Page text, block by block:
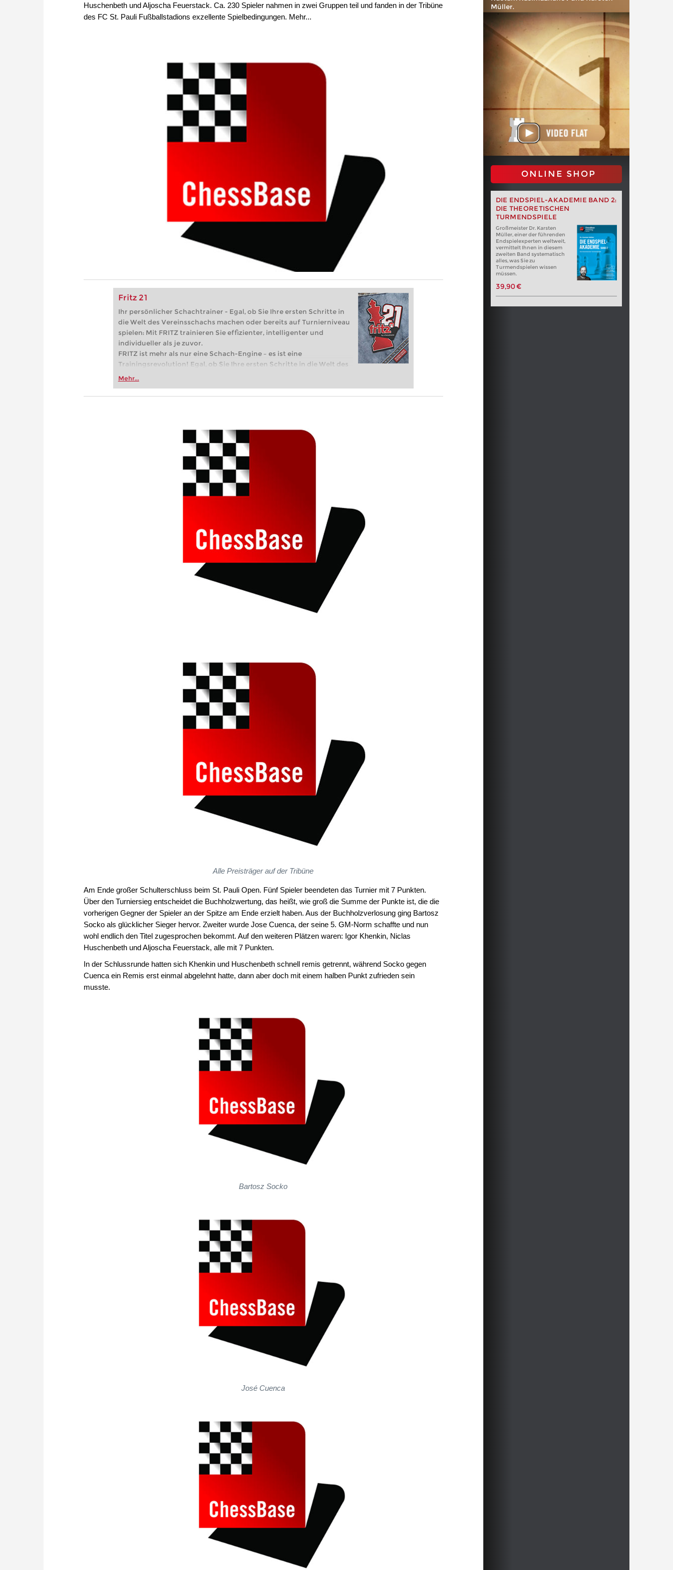
Huschenbeth und Aljoscha Feuerstack. Ca. 230 Spieler nahmen in zwei Gruppen teil und fanden in der Tribüne
des FC St. Pauli Fußballstadions exzellente Spielbedingungen. Mehr...
Fritz 21
Ihr persönlicher Schachtrainer - Egal, ob Sie Ihre ersten Schritte in
die Welt des Vereinsschachs machen oder bereits auf Turnierniveau
spielen: Mit FRITZ trainieren Sie effizienter, intelligenter und
individueller als je zuvor.
FRITZ ist mehr als nur eine Schach-Engine – es ist eine
Trainingsrevolution! Egal, ob Sie Ihre ersten Schritte in die Welt des
Vereinsschachs machen oder bereits auf Turnierniveau spielen: Mit
zuvor.
Mehr...
Müller.
ONLINE SHOP
DIE ENDSPIEL-AKADEMIE BAND 2:
DIE THEORETISCHEN
TURMENDSPIELE
Großmeister Dr. Karsten
Müller, einer der führenden
Endspielexperten weltweit,
vermittelt Ihnen in diesem
zweiten Band systematisch
alles, was Sie zu
Turmendspielen wissen
müssen.
39,90 €
Alle Preisträger auf der Tribüne
Am Ende großer Schulterschluss beim St. Pauli Open. Fünf Spieler beendeten das Turnier mit 7 Punkten.
Über den Turniersieg entscheidet die Buchholzwertung, das heißt, wie groß die Summe der Punkte ist, die die
vorherigen Gegner der Spieler an der Spitze am Ende erzielt haben. Aus der Buchholzverlosung ging Bartosz
Socko als glücklicher Sieger hervor. Zweiter wurde Jose Cuenca, der seine 5. GM-Norm schaffte und nun
wohl endlich den Titel zugesprochen bekommt. Auf den weiteren Plätzen waren: Igor Khenkin, Niclas
Huschenbeth und Aljoscha Feuerstack, alle mit 7 Punkten.
In der Schlussrunde hatten sich Khenkin und Huschenbeth schnell remis getrennt, während Socko gegen
Cuenca ein Remis erst einmal abgelehnt hatte, dann aber doch mit einem halben Punkt zufrieden sein
musste.
Bartosz Socko
José Cuenca